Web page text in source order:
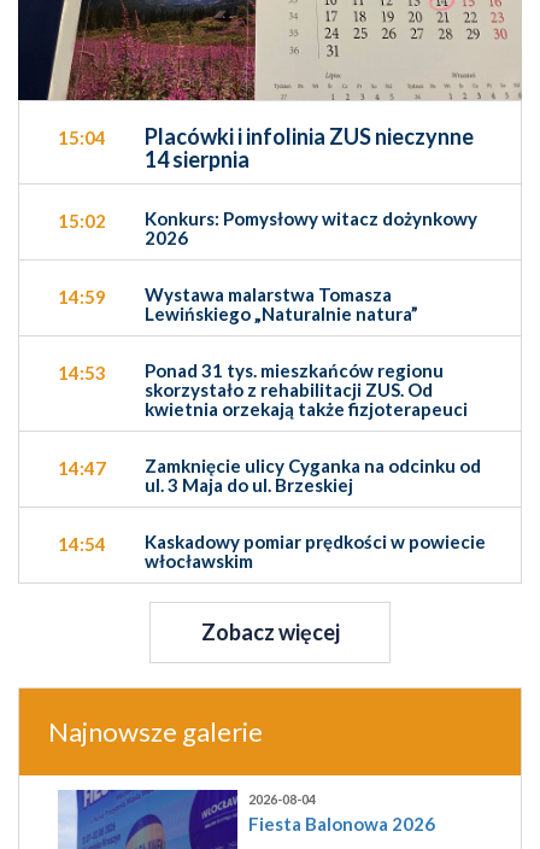
15:04
Placówki i infolinia ZUS nieczynne
14 sierpnia
15:02
Konkurs: Pomysłowy witacz dożynkowy
2026
14:59
Wystawa malarstwa Tomasza
Lewińskiego „Naturalnie natura”
14:53
Ponad 31 tys. mieszkańców regionu
skorzystało z rehabilitacji ZUS. Od
kwietnia orzekają także fizjoterapeuci
14:47
Zamknięcie ulicy Cyganka na odcinku od
ul. 3 Maja do ul. Brzeskiej
14:54
Kaskadowy pomiar prędkości w powiecie
włocławskim
Zobacz więcej
Najnowsze galerie
2026-08-04
Fiesta Balonowa 2026